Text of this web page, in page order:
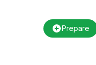
Prepare